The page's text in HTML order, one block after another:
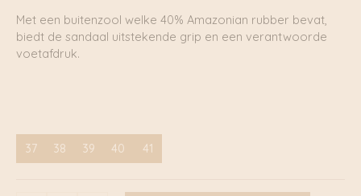
Met een buitenzool welke 40% Amazonian rubber bevat,
biedt de sandaal uitstekende grip en een verantwoorde
voetafdruk.
37 38 39 40 41